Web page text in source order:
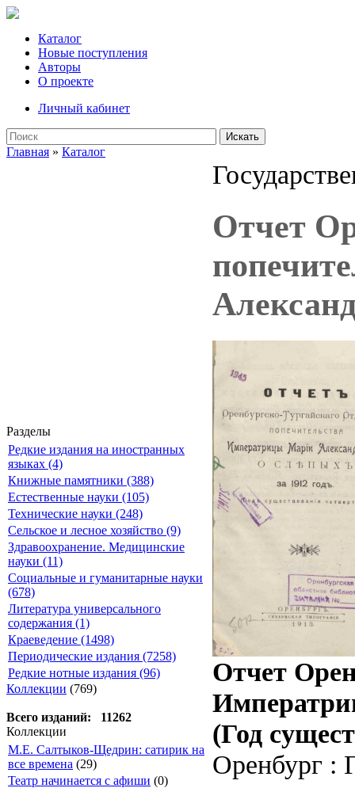
Каталог
Новые поступления
Авторы
О проекте
Личный кабинет
Искать
Главная » Каталог
Разделы
Редкие издания на иностранных
языках (4)
Книжные памятники (388)
Естественные науки (105)
Технические науки (248)
Сельское и лесное хозяйство (9)
Здравоохранение. Медицинские
науки (11)
Социальные и гуманитарные науки
(678)
Литература универсального
содержания (1)
Краеведение (1498)
Периодические издания (7258)
Редкие нотные издания (96)
Коллекции (769)
Всего изданий: 11262
Коллекции
М.Е. Салтыков-Щедрин: сатирик на
все времена (29)
Театр начинается с афиши (0)
Отчет
Отчет
(Год
Оренбург :